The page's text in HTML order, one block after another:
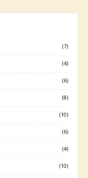
(7)
(4)
(6)
(8)
(10)
(6)
(4)
(10)